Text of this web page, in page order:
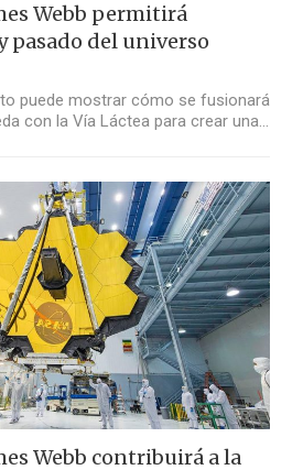
Webb permitirá
pasado del universo
puede mostrar cómo se fusionará
con la Vía Láctea para crear una…
Webb contribuirá a la